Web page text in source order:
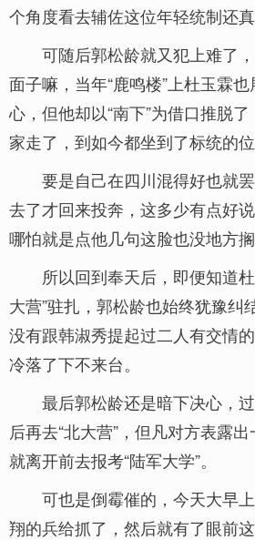
个角度看去辅佐这位年轻统制还真
可随后郭松龄就又犯上难了
面子嘛，当年“鹿鸣楼”上杜玉霖
心，但他却以“南下”为借口推脱
家走了，到如今都坐到了标统的位
要是自己在四川混得好也就
去了才回来投奔，这多少有点好
哪怕就是点他几句这脸也没地方搁
所以回到奉天后，即便知道
大营”驻扎，郭松龄也始终犹豫纠
没有跟韩淑秀提起过二人有交情
冷落了下不来台。
最后郭松龄还是暗下决心，
后再去“北大营”，但凡对方表露
就离开前去报考“陆军大学”。
可也是倒霉催的，今天大早
翔的兵给抓了，然后就有了眼前